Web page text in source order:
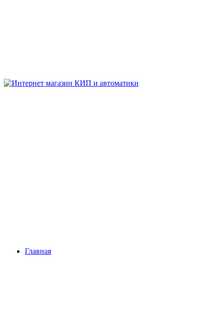
Главная